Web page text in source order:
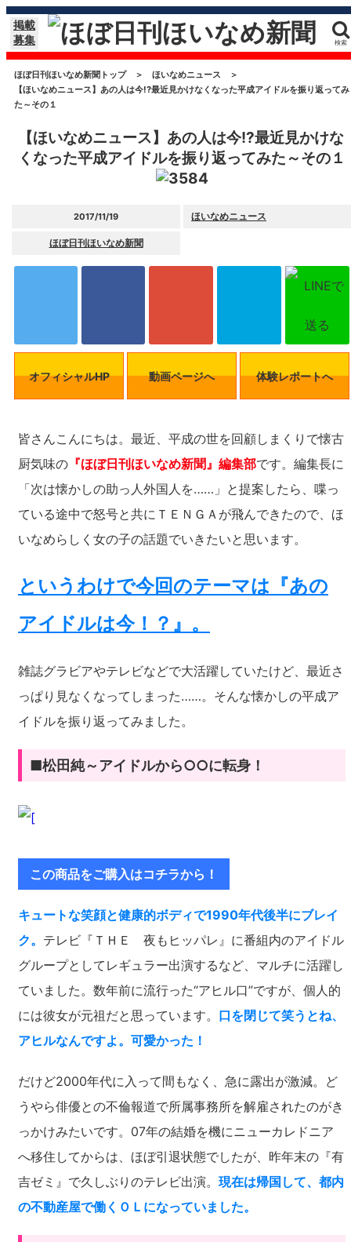
掲載
募集
検索
ほぼ日刊ほいなめ新聞トップ ＞ ほいなめニュース
＞
【ほいなめニュース】あの人は今!?最近見かけなくなった平成アイドルを振り返ってみ
た～その１
【ほいなめニュース】あの人は今!?最近見かけな
くなった平成アイドルを振り返ってみた～その１
2017/11/19 ほいなめニュース
ほぼ日刊ほいなめ新聞
オフィシャルHP 動画ページへ 体験レポートへ
皆さんこんにちは。最近、平成の世を回顧しまくりで懐古
厨気味の 『ほぼ日刊ほいなめ新聞』編集部です。編集長に
「次は懐かしの助っ人外国人を……」と提案したら、喋っ
ている途中で怒号と共にＴＥＮＧＡが飛んできたので、ほ
いなめらしく女の子の話題でいきたいと思います。
というわけで今回のテーマは『あの
アイドルは今！？』。
雑誌グラビアやテレビなどで大活躍していたけど、最近さ
っぱり見なくなってしまった……。そんな懐かしの平成ア
イドルを振り返ってみました。
■松田純～アイドルから○○に転身！
この商品をご購入はコチラから！
キュートな笑顔と健康的ボディで1990年代後半にブレイ
ク。 テレビ『ＴＨＥ 夜もヒッパレ』に番組内のアイドル
グループとしてレギュラー出演するなど、マルチに活躍し
ていました。数年前に流行った“アヒル口”ですが、個人的
には彼女が元祖だと思っています。 口を閉じて笑うとね、
アヒルなんですよ。可愛かった！
だけど2000年代に入って間もなく、急に露出が激減。ど
うやら俳優との不倫報道で所属事務所を解雇されたのがき
っかけみたいです。07年の結婚を機にニューカレドニア
へ移住してからは、ほぼ引退状態でしたが、昨年末の『有
吉ゼミ』で久しぶりのテレビ出演。 現在は帰国して、都内
の不動産屋で働くＯＬになっていました。